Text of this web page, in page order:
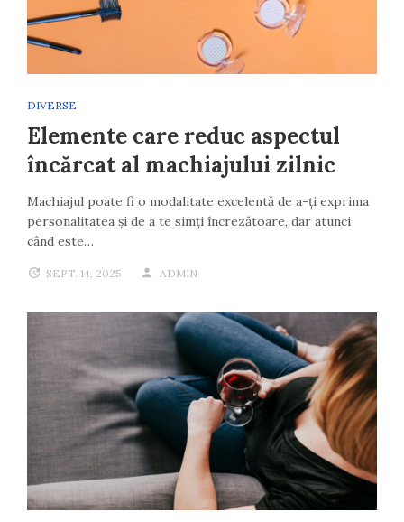
DIVERSE
Elemente care reduc aspectul
încărcat al machiajului zilnic
Machiajul poate fi o modalitate excelentă de a-ți exprima
personalitatea și de a te simți încrezătoare, dar atunci
când este…
SEPT. 14, 2025 ADMIN